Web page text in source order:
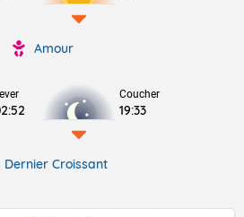
Amour
Coucher
19:33
Dernier Croissant